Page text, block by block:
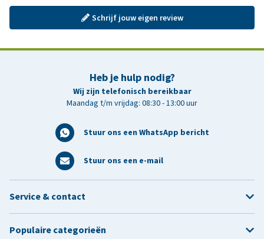
Schrijf jouw eigen review
Heb je hulp nodig?
Wij zijn telefonisch bereikbaar
Maandag t/m vrijdag: 08:30 - 13:00 uur
Stuur ons een WhatsApp bericht
Stuur ons een e-mail
Service & contact
Populaire categorieën